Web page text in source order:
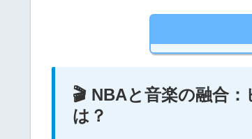
🎬 NBAと音楽の融合
は？